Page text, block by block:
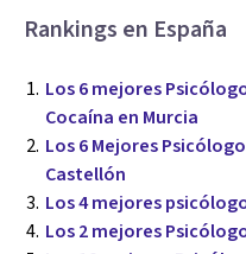
Rankings en España
Los 6 mejores
Cocaína en Murcia
Los 6 Mejores
Castellón
Los 4 mejores
Los 2 mejores